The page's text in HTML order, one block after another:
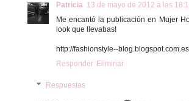
Patricia 13 de mayo de 2012 a las
Me encantó la publicación en Mujer
look que llevabas!
http://fashionstyle--
Responder Eliminar
Respuestas